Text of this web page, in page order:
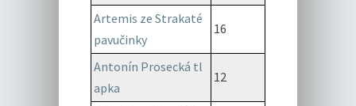
Artemis ze Strakaté
pavučinky
16
Antonín Prosecká tl
apka
12